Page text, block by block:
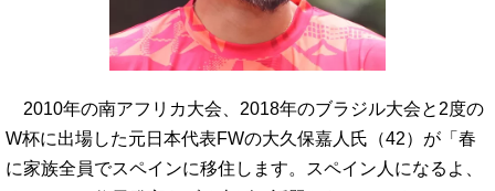
2010年の南アフリカ大会、2018年のブラジル大会と2度の
W杯に出場した元日本代表FWの大久保嘉人氏（42）が「春
に家族全員でスペインに移住します。スペイン人になるよ、